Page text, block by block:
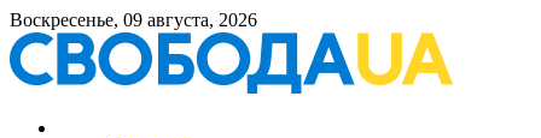
Воскресенье, 09 августа, 2026